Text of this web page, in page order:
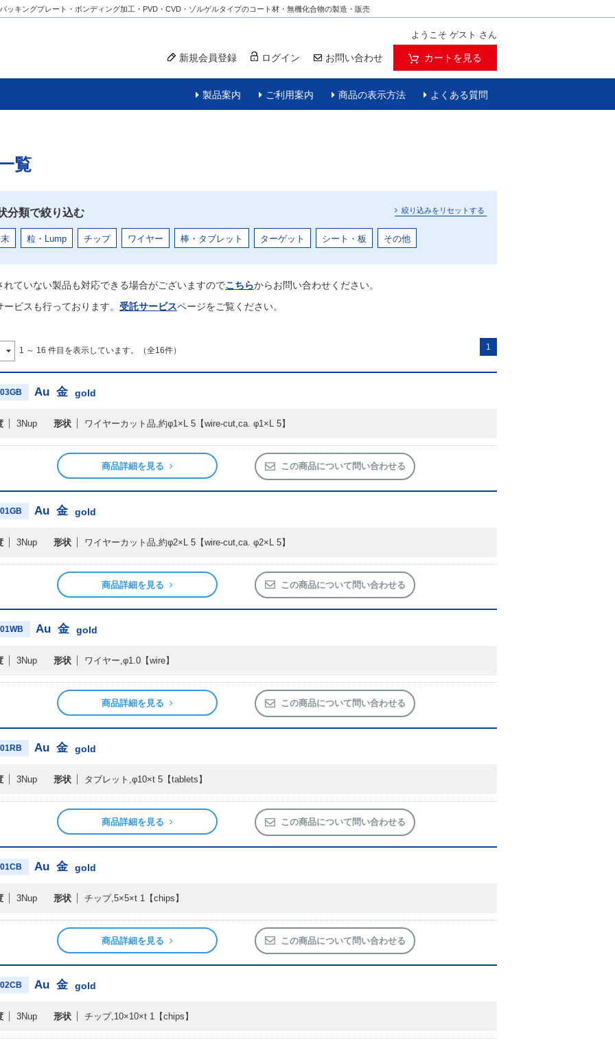
ッキングプレート・ボンディング加工・PVD・CVD・ゾルゲルタイプのコート材・無機化合物の製造・販売
ようこそ ゲスト さん
新規会員登録 ログイン お問い合わせ カートを見る
製品案内 ご利用案内 商品の表示方法 よくある質問
覧
分類で絞り込む
粒・Lump チップ ワイヤー 棒・タブレット ターゲット シート・板 その他
絞り込みをリセットする
れていない製品も対応できる場合がございますのでこちらからお問い合わせください。
ービスも行っております。 受託サービスページをご覧ください。
1 ～ 16 件目を表示しています。（全16件） 1
Au 金 gold
3Nup 形状 ワイヤーカット品,約φ1×L 5 【wire-cut,ca. φ1×L 5】
商品詳細を見る この商品について問い合わせる
Au 金 gold
3Nup 形状 ワイヤーカット品,約φ2×L 5 【wire-cut,ca. φ2×L 5】
商品詳細を見る この商品について問い合わせる
Au 金 gold
3Nup 形状 ワイヤー,φ1.0 【wire】
商品詳細を見る この商品について問い合わせる
Au 金 gold
3Nup 形状 タブレット,φ10×t 5 【tablets】
商品詳細を見る この商品について問い合わせる
Au 金 gold
3Nup 形状 チップ,5×5×t 1 【chips】
商品詳細を見る この商品について問い合わせる
Au 金 gold
3Nup 形状 チップ,10×10×t 1 【chips】